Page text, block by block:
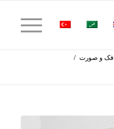
فک و صورت /